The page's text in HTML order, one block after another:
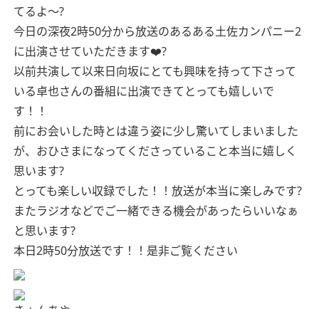
てるよ〜?
今日の深夜2時50分から放送のあるある土佐カンパニー2
に出演させていただきます❤️‍?
以前共演して以来日向坂にとても興味を持って下さって
いる卓也さんの番組に出演できてとっても嬉しいで
す！！
前にお会いした時とは違う姿に少し驚いてしまいました
が、おひさまになってくださっていること本当に嬉しく
思います?
とっても楽しい収録でした！！放送が本当に楽しみです?
またラジオなどでご一緒できる機会があったらいいなぁ
と思います?
本日2時50分放送です！！是非ご覧ください